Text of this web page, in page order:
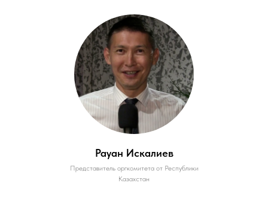
Рауан Искалиев
Представитель оргкомитета от Республики
Казахстан